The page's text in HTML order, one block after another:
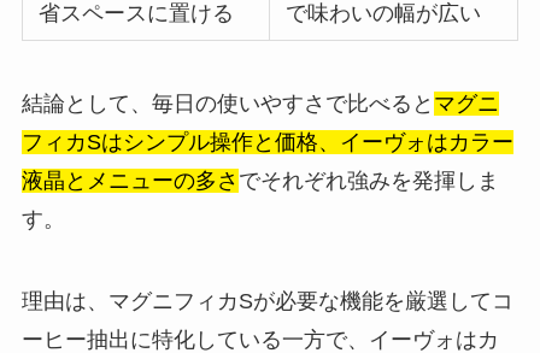
省スペースに置ける
で味わいの幅が広い
結論として、毎日の使いやすさで比べると マグニ
フィカSはシンプル操作と価格、イーヴォはカラー
液晶とメニューの多さ でそれぞれ強みを発揮しま
す。
理由は、マグニフィカSが必要な機能を厳選してコ
ーヒー抽出に特化している一方で、イーヴォはカ